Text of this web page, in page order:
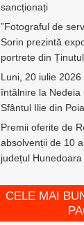
sancționați
”Fotograful de
Sorin prezintă
portrete din
Luni, 20 iulie
întâlnire la Nedeia
Sfântul Ilie din
Premii oferite de
absolvenții de 10
județul Hunedoara
CELE MAI